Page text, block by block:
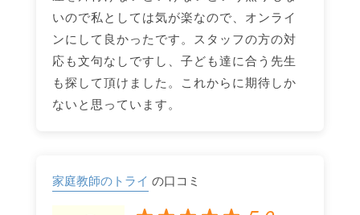
いので私としては気が楽なので、オンライ
ンにして良かったです。スタッフの方の対
応も文句なしですし、子ども達に合う先生
も探して頂けました。これからに期待しか
ないと思っています。
家庭教師のトライ の口コミ